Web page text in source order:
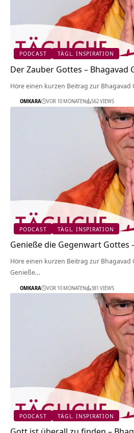
PODCAST TÄGL. INSPIRATION
Der Zauber Gottes – Bhagavad
Höre einen kurzen Beitrag zur Bhagavad
OMKARA VOR 10 MONATEN 562 VIEWS
PODCAST TÄGL. INSPIRATION
Genieße die Gegenwart Gottes
Höre einen kurzen Beitrag zur Bhagavad
Genieße…
OMKARA VOR 10 MONATEN 381 VIEWS
PODCAST TÄGL. INSPIRATION